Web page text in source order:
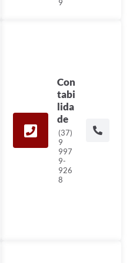
9
Con
tabi
lida
de
(37)
9
997
9-
926
8